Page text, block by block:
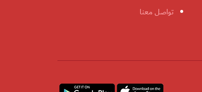
تواصل معنا